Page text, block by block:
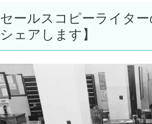
セールスコピーライタ
シェアします】